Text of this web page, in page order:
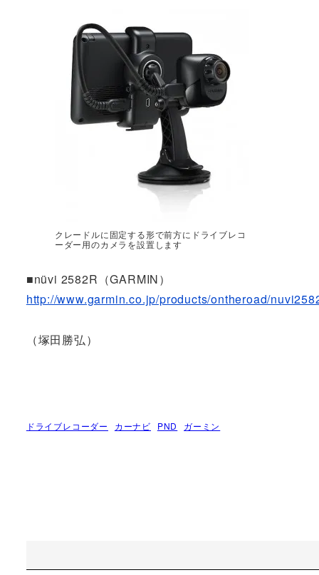
クレードルに固定する形で前方にドライブレコ
ーダー用のカメラを設置します
■nüvi 2582R（GARMIN）
http://www.garmin.co.jp/products/ontheroad/
（塚田勝弘）
ドライブレコーダー カーナビ PND ガーミン